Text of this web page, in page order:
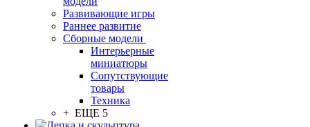
Развивающие игры
Раннее развитие
Сборные модели
Интерьерные
миниатюры
Сопутствующие
товары
Техника
+ ЕЩЕ 5